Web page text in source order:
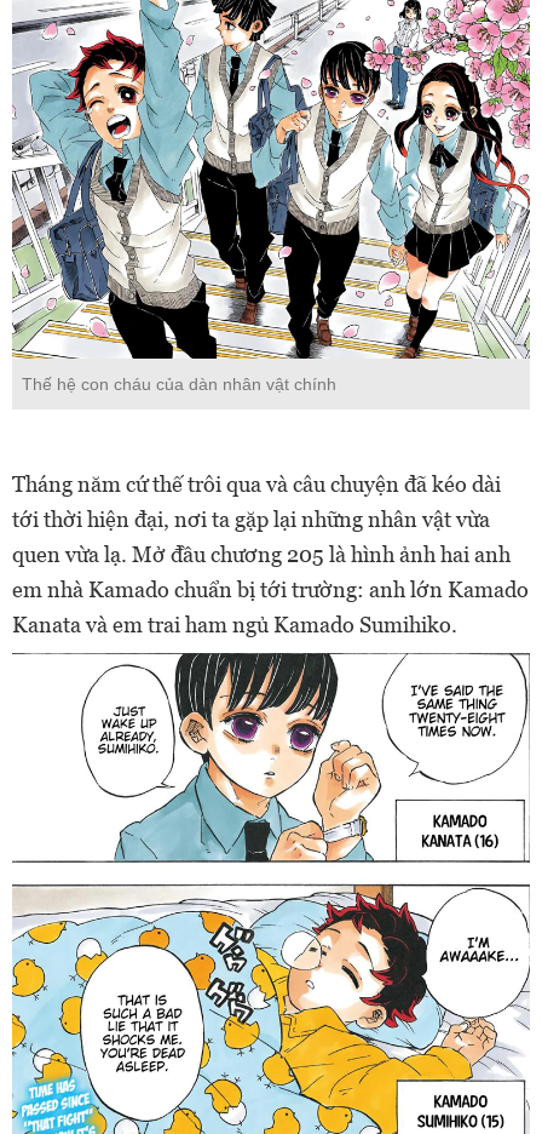
Thế hệ con cháu của dàn nhân vật chính
Tháng năm cứ thế trôi qua và câu chuyện đã kéo dài
tới thời hiện đại, nơi ta gặp lại những nhân vật vừa
quen vừa lạ. Mở đầu chương 205 là hình ảnh hai anh
em nhà Kamado chuẩn bị tới trường: anh lớn Kamado
Kanata và em trai ham ngủ Kamado Sumihiko.